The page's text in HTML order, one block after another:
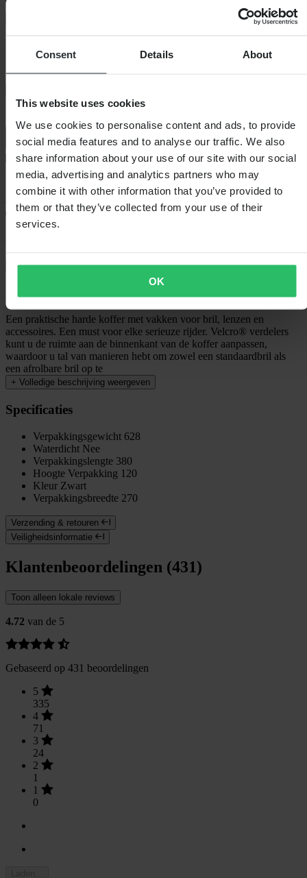
Consent Details About
This website uses cookies
We use cookies to personalise content and ads, to provide
social media features and to analyse our traffic. We also
share information about your use of our site with our social
media, advertising and analytics partners who may
combine it with other information that you’ve provided to
them or that they’ve collected from your use of their
services.
OK
Bezorging: 5–9 werkdagen
Bekijk retourvoorwaarden
Beschrijving
Een praktische harde koffer met vakken voor bril, lenzen en
accessoires. Een must voor elke serieuze rijder. Velcro® verdelers
kunt u de ruimte aan de binnenkant van de koffer aanpassen,
waardoor u tal van manieren hebt om zowel een standaardbril als
een afrolbare bril op te
+ Volledige beschrijving weergeven
Specificaties
Verpakkingsgewicht 628
Waterdicht Nee
Verpakkingslengte 380
Hoogte Verpakking 120
Kleur Zwart
Verpakkingsbreedte 270
Verzending & retouren
Veiligheidsinformatie
Klantenbeoordelingen (431)
Toon alleen lokale reviews
4.72 van de 5
Gebaseerd op 431 beoordelingen
5
335
4
71
3
24
2
1
1
0